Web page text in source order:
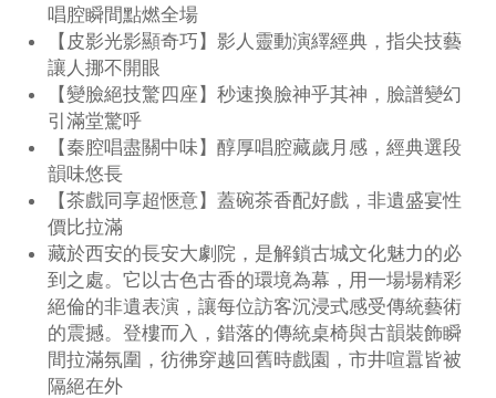
唱腔瞬間點燃全場
【皮影光影顯奇巧】影人靈動演繹經典，指尖技藝
讓人挪不開眼
【變臉絕技驚四座】秒速換臉神乎其神，臉譜變幻
引滿堂驚呼
【秦腔唱盡關中味】醇厚唱腔藏歲月感，經典選段
韻味悠長
【茶戲同享超愜意】蓋碗茶香配好戲，非遺盛宴性
價比拉滿
藏於西安的長安大劇院，是解鎖古城文化魅力的必
到之處。它以古色古香的環境為幕，用一場場精彩
絕倫的非遺表演，讓每位訪客沉浸式感受傳統藝術
的震撼。登樓而入，錯落的傳統桌椅與古韻裝飾瞬
間拉滿氛圍，彷彿穿越回舊時戲園，市井喧囂皆被
隔絕在外